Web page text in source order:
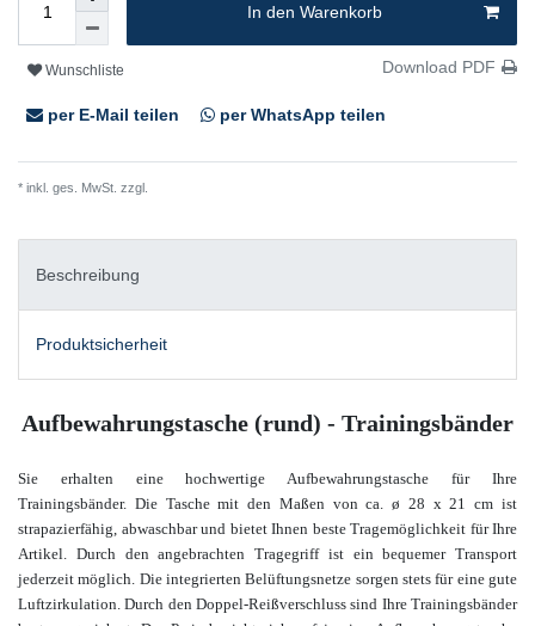
In den Warenkorb
Wunschliste Download PDF
per E-Mail teilen per WhatsApp teilen
* inkl. ges. MwSt. zzgl.
Beschreibung
Produktsicherheit
Aufbewahrungstasche (rund) - Trainingsbänder
Sie erhalten eine hochwertige Aufbewahrungstasche für Ihre
Trainingsbänder. Die Tasche mit den Maßen von ca. ø 28 x 21 cm ist
strapazierfähig, abwaschbar und bietet Ihnen beste Tragemöglichkeit für Ihre
Artikel. Durch den angebrachten Tragegriff ist ein bequemer Transport
jederzeit möglich. Die integrierten Belüftungsnetze sorgen stets für eine gute
Luftzirkulation. Durch den Doppel-Reißverschluss sind Ihre Trainingsbänder